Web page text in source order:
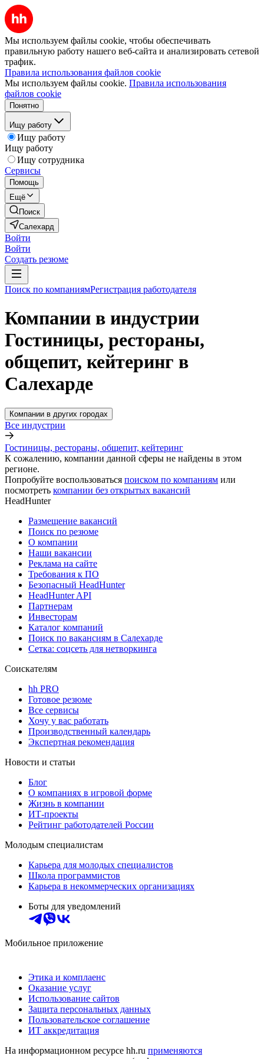
Мы используем файлы cookie, чтобы обеспечивать
правильную работу нашего веб-сайта и анализировать сетевой
трафик.
Правила использования файлов cookie
Мы используем файлы cookie. Правила использования
файлов cookie
Понятно
Ищу работу
Ищу работу
Ищу работу
Ищу сотрудника
Сервисы
Помощь
Ещё
Поиск
Салехард
Войти
Войти
Создать резюме
Поиск по компаниямРегистрация работодателя
Компании в индустрии
Гостиницы, рестораны,
общепит, кейтеринг в
Салехарде
Компании в других городах
Все индустрии
Гостиницы, рестораны, общепит, кейтеринг
К сожалению, компании данной сферы не найдены в этом
регионе.
Попробуйте воспользоваться поиском по компаниям или
посмотреть компании без открытых вакансий
HeadHunter
Размещение вакансий
Поиск по резюме
О компании
Наши вакансии
Реклама на сайте
Требования к ПО
Безопасный HeadHunter
HeadHunter API
Партнерам
Инвесторам
Каталог компаний
Поиск по вакансиям в Салехарде
Сетка: соцсеть для нетворкинга
Соискателям
hh PRO
Готовое резюме
Все сервисы
Хочу у вас работать
Производственный календарь
Экспертная рекомендация
Новости и статьи
Блог
О компаниях в игровой форме
Жизнь в компании
ИТ-проекты
Рейтинг работодателей России
Молодым специалистам
Карьера для молодых специалистов
Школа программистов
Карьера в некоммерческих организациях
Боты для уведомлений
Мобильное приложение
Этика и комплаенс
Оказание услуг
Использование сайтов
Защита персональных данных
Пользовательское соглашение
ИТ аккредитация
На информационном ресурсе hh.ru применяются